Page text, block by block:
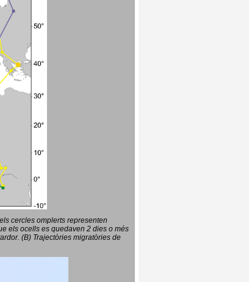
cercles omplerts representen
els ocells es quedaven 2 dies o més
(B) Trajectòries migratòries de